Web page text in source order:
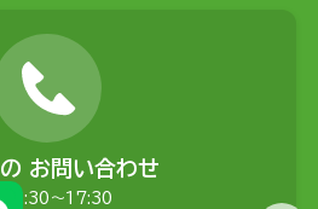
お問い合わせ
9:30〜17:30